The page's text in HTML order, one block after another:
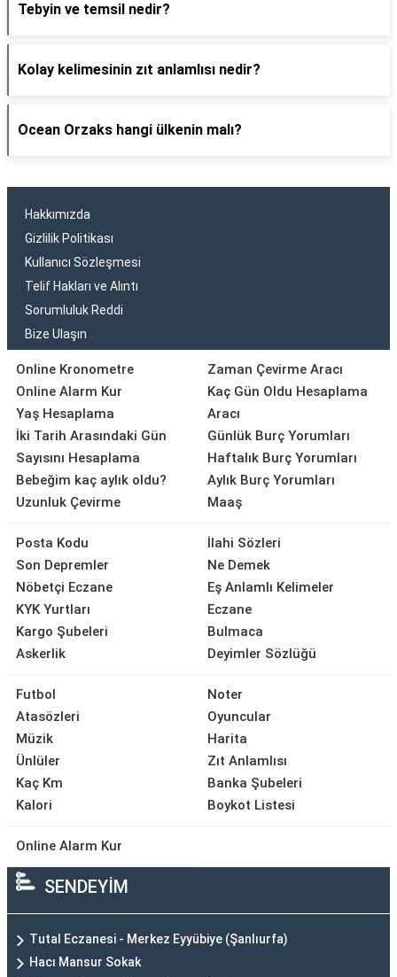
Tebyin ve temsil nedir?
Kolay kelimesinin zıt anlamlısı nedir?
Ocean Orzaks hangi ülkenin malı?
Hakkımızda
Gizlilik Politikası
Kullanıcı Sözleşmesi
Telif Hakları ve Alıntı
Sorumluluk Reddi
Bize Ulaşın
Online Kronometre
Online Alarm Kur
Yaş Hesaplama
İki Tarih Arasındaki Gün
Sayısını Hesaplama
Bebeğim kaç aylık oldu?
Uzunluk Çevirme
Zaman Çevirme Aracı
Kaç Gün Oldu Hesaplama
Aracı
Günlük Burç Yorumları
Haftalık Burç Yorumları
Aylık Burç Yorumları
Maaş
Posta Kodu
Son Depremler
Nöbetçi Eczane
KYK Yurtları
Kargo Şubeleri
Askerlik
İlahi Sözleri
Ne Demek
Eş Anlamlı Kelimeler
Eczane
Bulmaca
Deyimler Sözlüğü
Futbol
Atasözleri
Müzik
Ünlüler
Kaç Km
Kalori
Noter
Oyuncular
Harita
Zıt Anlamlısı
Banka Şubeleri
Boykot Listesi
Online Alarm Kur
SENDEYİM
Tutal Eczanesi - Merkez Eyyübiye (Şanlıurfa)
Hacı Mansur Sokak